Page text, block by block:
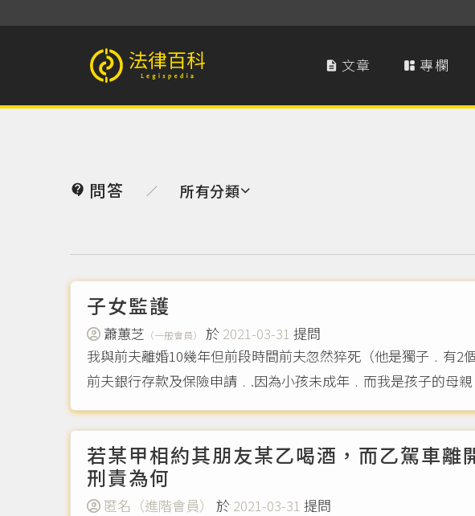
法律百科 Legispedia  文章  專欄
 問答 ／ 所有分類
子女監護
蕭蕙芝 （一般會員） 於 2021-03-31 提問
我與前夫離婚10幾年但前段時間前夫忽然猝死（他是獨子﹒有
前夫銀行存款及保險申請﹒.因為小孩未成年﹒而我是孩子的母
若某甲相約其朋友某乙喝酒，而乙駕車
刑責為何
匿名（進階會員） 於 2021-03-31 提問